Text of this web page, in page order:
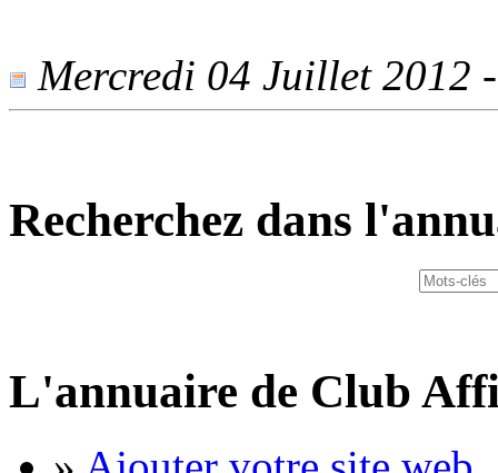
Mercredi 04 Juillet 2012
Recherchez dans
L'annuaire de Club